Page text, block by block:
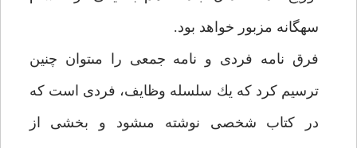
سه‏گانه مزبور خواهد بود.
فرق نامه فردى و نامه جمعى را مى‏توان چنين
ترسيم كرد كه يك سلسله وظايف، فردى است كه
در كتاب شخصى نوشته مى‏شود و بخشى از